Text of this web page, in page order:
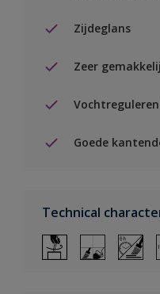
Zijdeglans
Zeer
Goede
Technical